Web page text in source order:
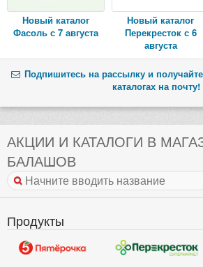
Новый каталог
Фасоль с 7 августа
Новый каталог
Перекресток с 6
августа
Подпишитесь на рассылку и
каталогах на почту!
АКЦИИ И КАТАЛОГИ В
БАЛАШОВ
Продукты